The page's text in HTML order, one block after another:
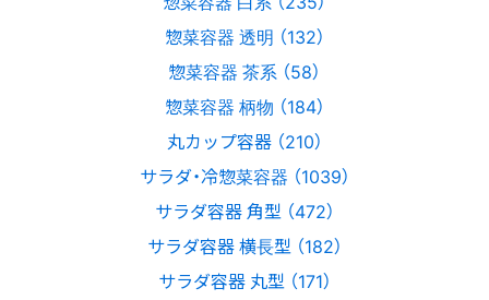
惣菜容器 透明 （132）
惣菜容器 茶系 （58）
惣菜容器 柄物 （184）
丸カップ容器 （210）
サラダ・冷惣菜容器 （1039）
サラダ容器 角型 （472）
サラダ容器 横長型 （182）
サラダ容器 丸型 （171）